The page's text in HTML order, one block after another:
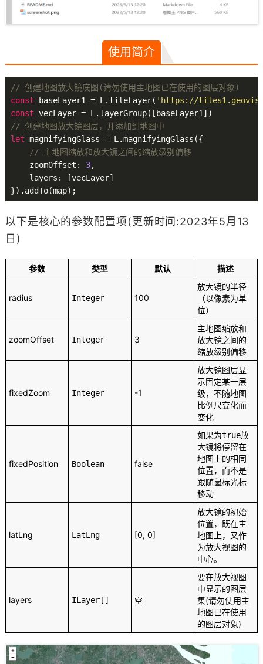
使用简介
// 创建地图放大镜底图(请勿使用主地图已在使用的图层对象)
const baseLayer1 = L.tileLayer( 'https://
const
// 创建地图放大镜图层，并添加到地图中
let magnifyingGlass = L.magnifyingGlass({
// 主地图缩放和放大镜之间的缩放级别偏移
    zoomOffset:
3,
    layers: [vecLayer]
以下是核心的参数配置项(更新时间:2023年5月13
日)
参数 类型 默认 描述
radius Integer 100
放大镜的半径
（以像素为单
位）
zoomOffset Integer 3
主地图缩放和
放大镜之间的
缩放级别偏移
fixedZoom Integer -1
放大镜图层显
示固定某一层
级，不随地图
比例尺变化而
变化
fixedPosition Boolean false
如果为true放
大镜将停留在
地图上的相同
位置，而不是
跟随鼠标光标
移动
latLng LatLng [0, 0]
放大镜的初始
位置，既在主
地图上，又作
为放大视图的
中心。
layers ILayer[] 空
要在放大视图
中显示的图层
集(请勿使用主
地图已在使用
的图层对象)